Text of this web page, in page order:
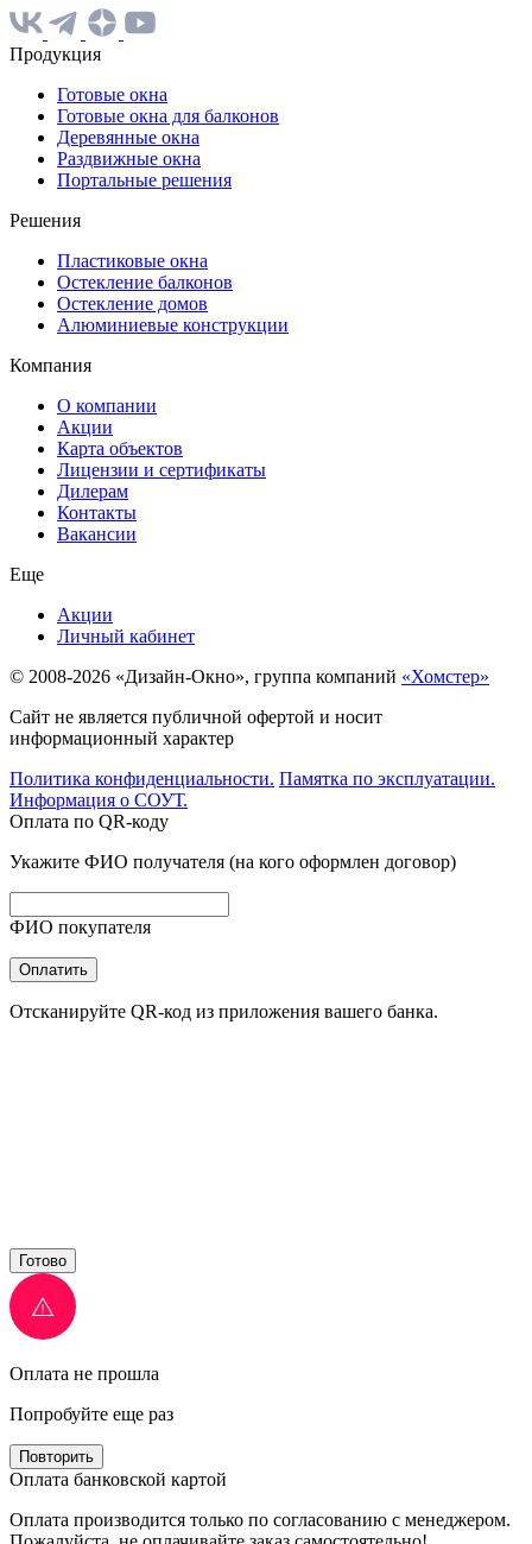
Продукция
Готовые окна
Готовые окна для балконов
Деревянные окна
Раздвижные окна
Портальные решения
Решения
Пластиковые окна
Остекление балконов
Остекление домов
Алюминиевые конструкции
Компания
О компании
Акции
Карта объектов
Лицензии и сертификаты
Дилерам
Контакты
Вакансии
Еще
Акции
Личный кабинет
© 2008-2026 «Дизайн-Окно», группа компаний «Хомстер»
Сайт не является публичной офертой и носит
информационный характер
Политика конфиденциальности. Памятка по эксплуатации.
Информация о СОУТ.
Оплата по QR-коду
Укажите ФИО получателя (на кого оформлен договор)
ФИО покупателя
Оплатить
Отсканируйте QR-код из приложения вашего банка.
Готово
Оплата не прошла
Попробуйте еще раз
Повторить
Оплата банковской картой
Оплата производится только по согласованию с менеджером.